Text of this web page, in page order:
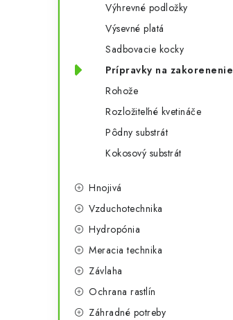
Výhrevné podložky
Výsevné platá
Sadbovacie kocky
Prípravky na zakorenenie
Rohože
Rozložiteľné kvetináče
Pôdny substrát
Kokosový substrát
Hnojivá
Vzduchotechnika
Hydropónia
Meracia technika
Závlaha
Ochrana rastlín
Záhradné potreby